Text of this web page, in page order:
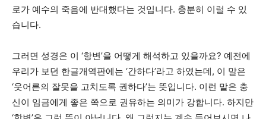
로가 예수의 죽음에 반대했다는 것입니다. 충분히 이럴 수 있
습니다.
그러면 성경은 이 ‘항변’을 어떻게 해석하고 있을까요? 예전에
우리가 보던 한글개역판에는 ‘간하다’라고 하였는데, 이 말은
‘웃어른의 잘못을 고치도록 권하다’는 뜻입니다. 이런 말은 충
신이 임금에게 좋은 쪽으로 권유하는 의미가 강합니다. 하지만